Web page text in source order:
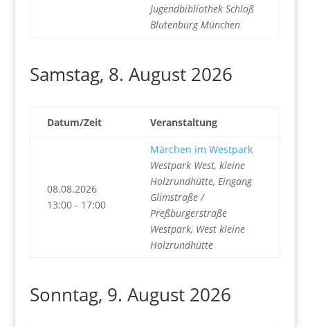
Jugendbibliothek Schloß
Blutenburg München
Samstag, 8. August 2026
Datum/Zeit Veranstaltung
08.08.2026
13:00 - 17:00
Märchen im Westpark
Westpark West, kleine
Holzrundhütte, Eingang
Glimstraße /
Preßburgerstraße
Westpark, West kleine
Holzrundhütte
Sonntag, 9. August 2026